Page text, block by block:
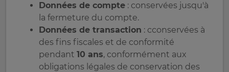
Données de compte : conservées jusqu'à
la fermeture du compte.
Données de transaction : cconservées à
des fins fiscales et de conformité
pendant 10 ans, conformément aux
obligations légales de conservation des